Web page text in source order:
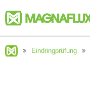
Eindringprüfung